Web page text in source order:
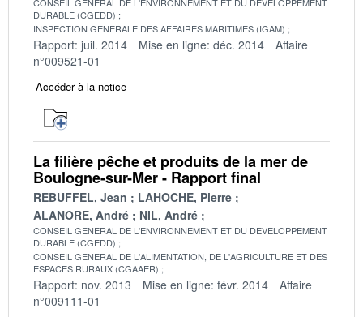
DURABLE (CGEDD)
INSPECTION GENERALE DES AFFAIRES MARITIMES (IGAM)
Rapport: juil. 2014 Mise en ligne: déc. 2014
Affaire
n°009521-01
Accéder à la notice
La filière pêche et produits de la mer de
Boulogne-sur-Mer - Rapport final
REBUFFEL, Jean
LAHOCHE, Pierre
ALANORE, André
NIL, André
CONSEIL GENERAL DE L'ENVIRONNEMENT ET DU DEVELOPPEMENT
DURABLE (CGEDD)
CONSEIL GENERAL DE L'ALIMENTATION, DE L'AGRICULTURE ET DES
ESPACES RURAUX (CGAAER)
Rapport: nov. 2013 Mise en ligne: févr. 2014
Affaire
n°009111-01